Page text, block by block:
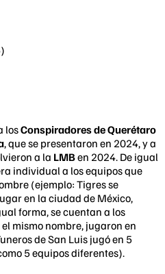
losConspiradores de Querétaro
, que se presentaron en 2024, y a
a la LMBen 2024. De igual
individual a los equipos que
(ejemplo: Tigres se
en la ciudad de México,
forma, se cuentan a los
mismo nombre, jugaron en
de San Luis jugó en 5
5 equipos diferentes).